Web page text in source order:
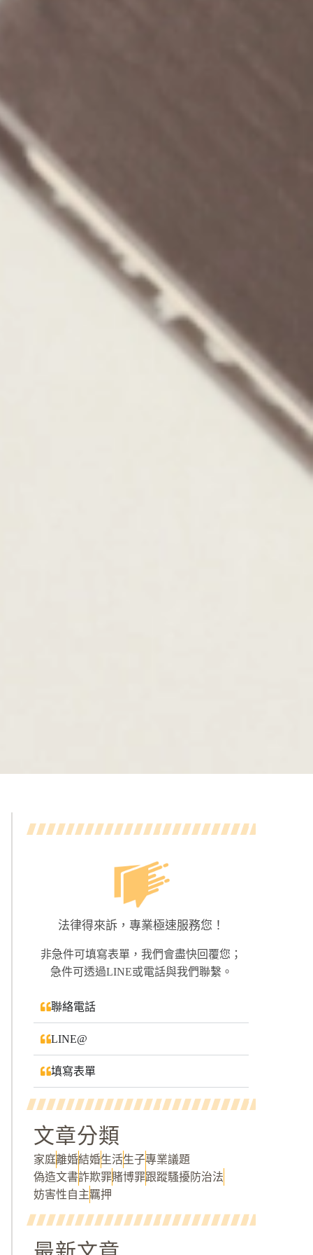
法律得來訴，專業極速服務您！
非急件可填寫表單，我們會盡快回覆您；
急件可透過LINE或電話與我們聯繫。
聯絡電話
LINE@
填寫表單
文章分類
家庭離婚結婚生活生子專業議題
偽造文書詐欺罪賭博罪跟蹤騷擾防治法
妨害性自主羈押